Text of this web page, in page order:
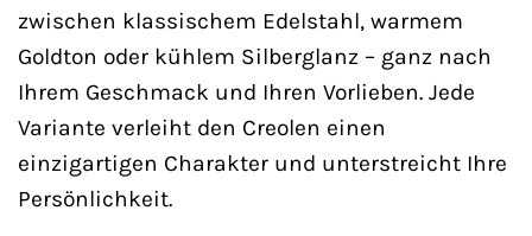
zwischen klassischem Edelstahl, warmem
Goldton oder kühlem Silberglanz – ganz nach
Ihrem Geschmack und Ihren Vorlieben. Jede
Variante verleiht den Creolen einen
einzigartigen Charakter und unterstreicht Ihre
Persönlichkeit.